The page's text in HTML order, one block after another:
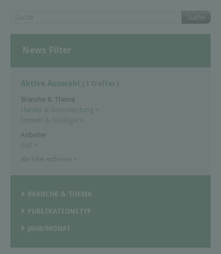
Suche
News Filter
Aktive Auswahl ( 1 Treffer )
Branche & Thema
Handel & Dienstleistung ×
Umwelt & Ökologie ×
Anbieter
EHI ×
BRANCHE & THEMA
PUBLIKATIONSTYP
JAHR/MONAT